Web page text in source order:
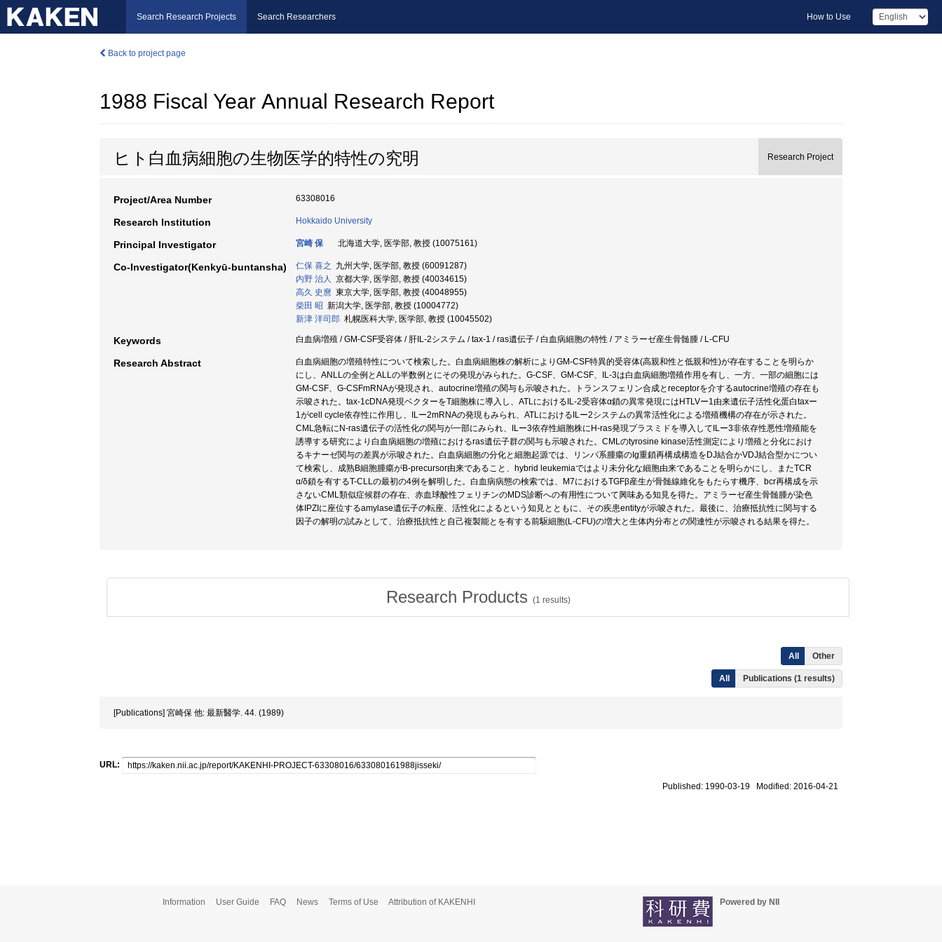
Search Research Projects Search Researchers How to Use
Back to project page
1988 Fiscal Year Annual Research Report
ヒト白血病細胞の生物医学的特性の究明 Research Project
Project/Area Number 63308016
Research Institution Hokkaido University
Principal Investigator 宮崎 保 北海道大学, 医学部, 教授 (10075161)
Co-Investigator(Kenkyū-buntansha) 仁保 喜之
九州大学, 医学部, 教授 (60091287)
内野 治人 京都大学, 医学部, 教授 (40034615)
高久 史麿 東京大学, 医学部, 教授 (40048955)
柴田 昭 新潟大学, 医学部, 教授 (10004772)
新津 洋司郎 札幌医科大学, 医学部, 教授 (10045502)
Keywords 白血病増殖 / GM-CSF受容体 / 肝IL-2システム / tax-1 / ras遺伝子 / 白血病細胞の特性 / アミラーゼ産生骨髄腫 / L-CFU
Research Abstract
白血病細胞の増殖特性について検索した。白血病細胞株の解析によりGM-CSF特異的受容体(高親和性と低親和性)が存在することを明らか
にし、ANLLの全例とALLの半数例とにその発現がみられた。G-CSF、GM-CSF、IL-3は白血病細胞増殖作用を有し、一方、一部の細胞には
GM-CSF、G-CSFmRNAが発現され、autocrine増殖の関与も示唆された。トランスフェリン合成とreceptorを介するautocrine増殖の存在も
示唆された。tax-1cDNA発現ベクターをT細胞株に導入し、ATLにおけるIL-2受容体α鎖の異常発現にはHTLVー1由来遺伝子活性化蛋白taxー
1がcell cycle依存性に作用し、ILー2mRNAの発現もみられ、ATLにおけるILー2システムの異常活性化による増殖機構の存在が示された。
CML急転にN-ras遺伝子の活性化の関与が一部にみられ、ILー3依存性細胞株にH-ras発現プラスミドを導入してILー3非依存性悪性増殖能を
誘導する研究により白血病細胞の増殖におけるras遺伝子群の関与も示唆された。CMLのtyrosine kinase活性測定により増殖と分化におけ
るキナーゼ関与の差異が示唆された。白血病細胞の分化と細胞起源では、リンパ系腫瘍のIg重鎖再構成構造をDJ結合かVDJ結合型かについ
て検索し、成熟B細胞腫瘍がB-precursor由来であること、hybrid leukemiaではより未分化な細胞由来であることを明らかにし、またTCR
α/δ鎖を有するT-CLLの最初の4例を解明した。白血病病態の検索では、M7におけるTGFβ産生が骨髄線維化をもたらす機序、bcr再構成を示
さないCML類似症候群の存在、赤血球酸性フェリチンのMDS診断への有用性について興味ある知見を得た。アミラーゼ産生骨髄腫が染色
体IPZIに座位するamylase遺伝子の転座、活性化によるという知見とともに、その疾患entityが示唆された。最後に、治療抵抗性に関与する
因子の解明の試みとして、治療抵抗性と自己複製能とを有する前駆細胞(L-CFU)の増大と生体内分布との関連性が示唆される結果を得た。
Research Products (1 results)
All Other
All Publications (1 results)
[Publications] 宮崎保 他: 最新醫学. 44. (1989)
URL:
Published: 1990-03-19 Modified: 2016-04-21
Information User Guide FAQ News Terms of Use Attribution of KAKENHI Powered by NII